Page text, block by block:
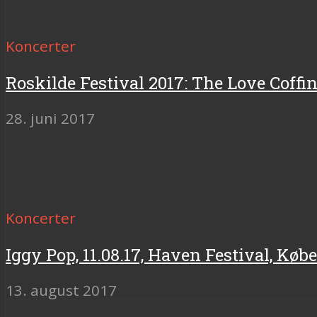
Koncerter
Roskilde Festival 2017: The Love Coffin
28. juni 2017
Koncerter
Iggy Pop, 11.08.17, Haven Festival,
13. august 2017